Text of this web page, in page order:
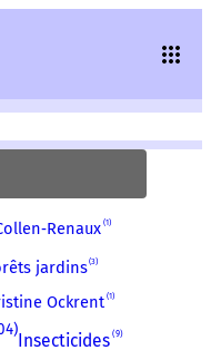
1
jardins 3
Ockrent 1
Insecticides 9